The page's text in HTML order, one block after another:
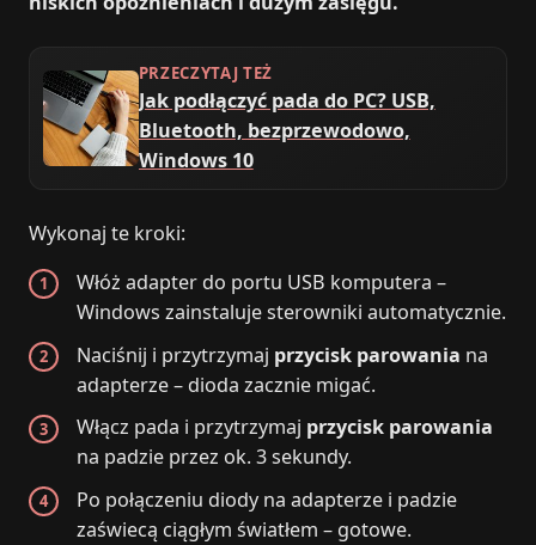
PRZECZYTAJ TEŻ
Jak podłączyć pada do PC? USB,
Bluetooth, bezprzewodowo,
Windows 10
Wykonaj te kroki:
Włóż adapter do portu USB komputera –
Windows zainstaluje sterowniki automatycznie.
Naciśnij i przytrzymaj przycisk parowania na
adapterze – dioda zacznie migać.
Włącz pada i przytrzymaj przycisk parowania
na padzie przez ok. 3 sekundy.
Po połączeniu diody na adapterze i padzie
zaświecą ciągłym światłem – gotowe.